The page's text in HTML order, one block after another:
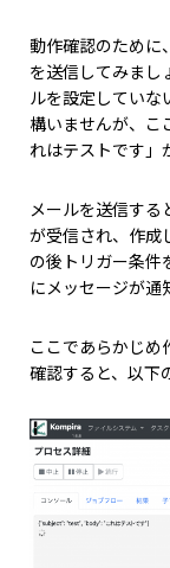
動作確認のために
を送信してみまし
ルを設定していな
構いませんが、こ
れはテストです」
メールを送信す
が受信され、作成
の後トリガー条件
にメッセージが通
ここであらかじめ
確認すると、以下